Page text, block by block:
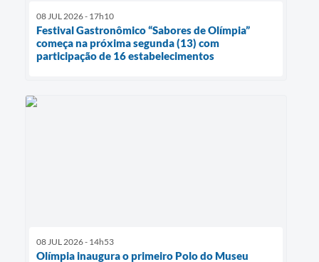
08 JUL 2026 - 17h10
Festival Gastronômico “Sabores de Olímpia”
começa na próxima segunda (13) com
participação de 16 estabelecimentos
08 JUL 2026 - 14h53
Olímpia inaugura o primeiro Polo do Museu